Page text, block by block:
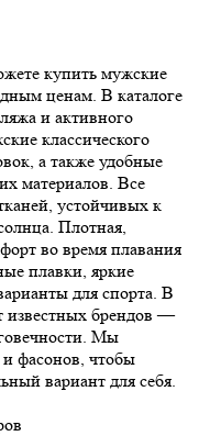
купить мужские
ценам. В каталоге
и активного
классического
а также удобные
материалов. Все
устойчивых к
Плотная,
во время плавания
плавки, яркие
для спорта. В
известных брендов —
Мы
фасонов, чтобы
вариант для себя.